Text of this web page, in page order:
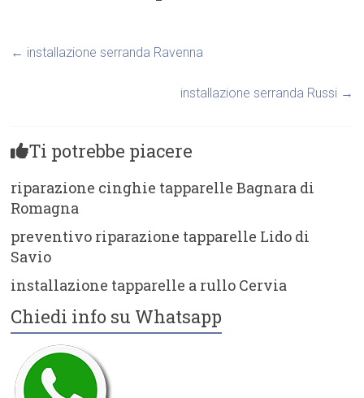
← installazione serranda Ravenna
installazione serranda Russi →
Ti potrebbe piacere
riparazione cinghie tapparelle Bagnara di
Romagna
preventivo riparazione tapparelle Lido di
Savio
installazione tapparelle a rullo Cervia
Chiedi info su Whatsapp